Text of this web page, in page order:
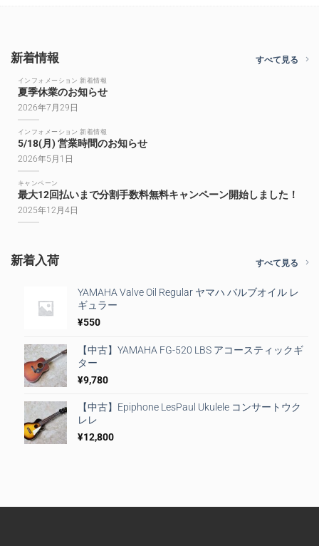
新着情報 すべて見る
インフォメーション 新着情報
夏季休業のお知らせ
2026年7月29日
インフォメーション 新着情報
5/18(月) 営業時間のお知らせ
2026年5月1日
キャンペーン
最大12回払いまで分割手数料無料キャンペーン開始しました！
2025年12月4日
新着入荷 すべて見る
YAMAHA Valve Oil Regular ヤマハ バルブオイル レ
ギュラー
¥550
【中古】YAMAHA FG-520 LBS アコースティックギ
ター
¥9,780
【中古】Epiphone LesPaul Ukulele コンサートウク
レレ
¥12,800